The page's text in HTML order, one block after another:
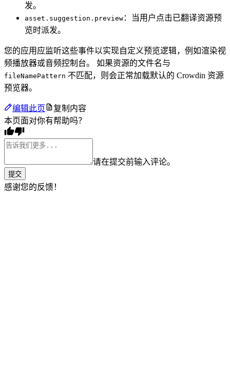
发。
asset.suggestion.preview ：当用户点击已翻译资源预
览时派发。
您的应用应监听这些事件以实现自定义预览逻辑，例如渲染视
频播放器或音频控制台。 如果资源的文件名与
fileNamePattern 不匹配，则会正常加载默认的 Crowdin 资源
预览器。
编辑此页
复制内容
本页面对你有帮助吗？
请在提交前输入评论。
提交
感谢您的反馈！